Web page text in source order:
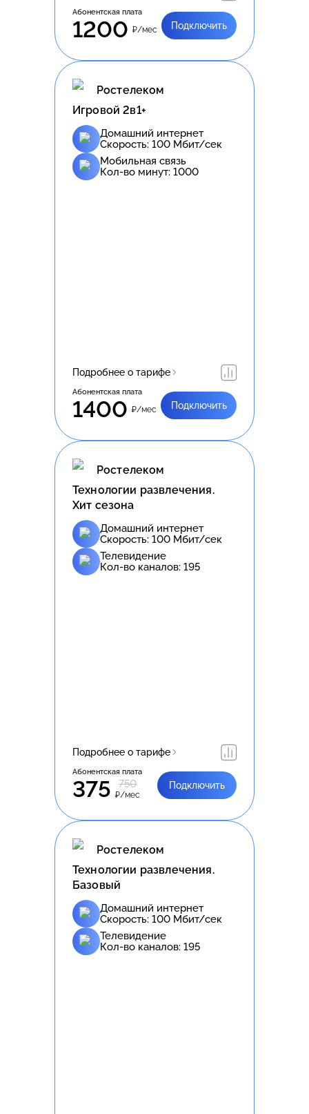
Абонентская плата
1200 ₽/мес Подключить
Ростелеком
Игровой 2в1+
Домашний интернет
Скорость: 100 Мбит/сек
Мобильная связь
Кол-во минут: 1000
Подробнее о тарифе
Абонентская плата
1400 ₽/мес Подключить
Ростелеком
Технологии развлечения.
Хит сезона
Домашний интернет
Скорость: 100 Мбит/сек
Телевидение
Кол-во каналов: 195
Подробнее о тарифе
Абонентская плата
375 750
₽/мес
Подключить
Ростелеком
Технологии развлечения.
Базовый
Домашний интернет
Скорость: 100 Мбит/сек
Телевидение
Кол-во каналов: 195